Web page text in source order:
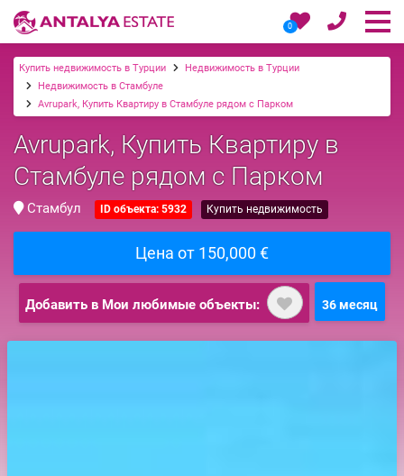
0
Купить недвижимость в Турции
Недвижимость в Турции
Недвижимость в Стамбуле
Avrupark, Купить Квартиру в Стамбуле рядом с Парком
Avrupark, Купить Квартиру в
Стамбуле рядом с Парком
Стамбул ID объекта: 5932 Купить недвижимость
Цена от 150,000 €
Добавить в Мои любимые объекты: 36 месяц